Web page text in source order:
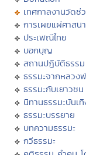
เทศกาลงานวัดช่
การเผยแผ่ศาสนา
ประเพณีไทย
บอกบุญ
สถานปฏิบัติธรรม
ธรรมะจากหลวง
ธรรมะกับเยาวชน
นิทานธรรมะบันเ
ธรรมะบรรยาย
บทความธรรมะ
กวีธรรมะ